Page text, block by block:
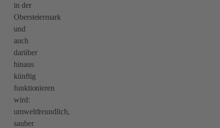
in der
Obersteiermark
und
auch
darüber
hinaus
künftig
funktionieren
wird:
umweltfreundlich,
sauber